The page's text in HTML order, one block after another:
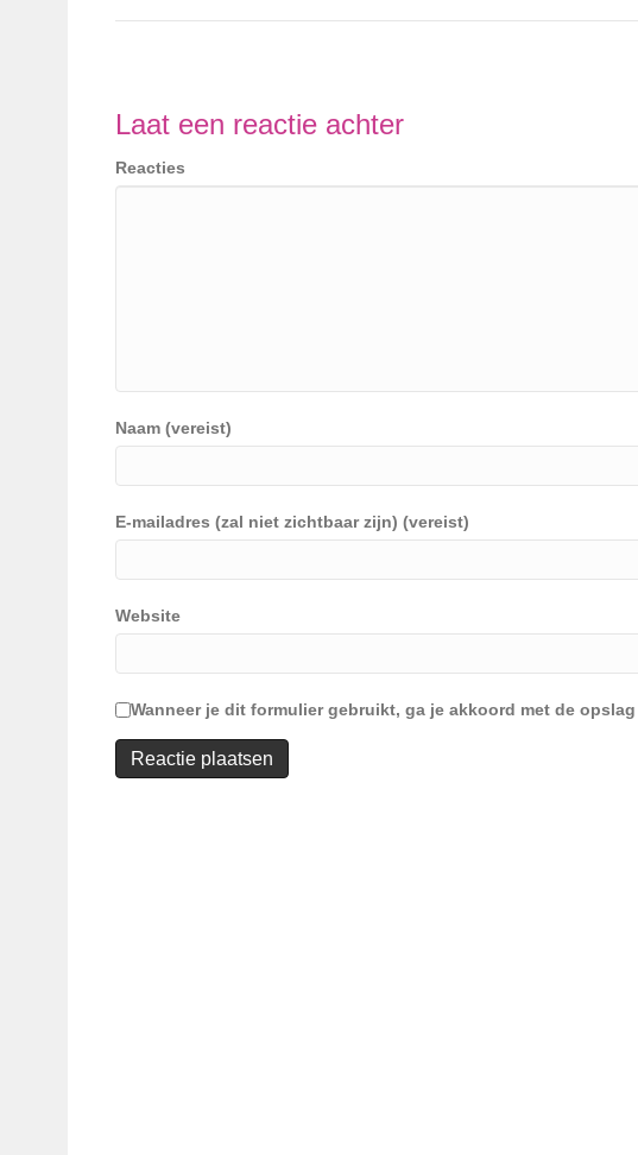
Laat een reactie achter
Reacties
Naam (vereist)
E-mailadres (zal niet zichtbaar zijn) (vereist)
Website
Wanneer je dit formulier gebruikt, ga je akkoord met de